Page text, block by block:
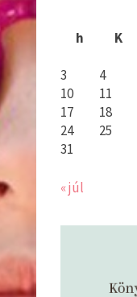
h
K
3
4
10
11
17
18
24
25
31
« júl